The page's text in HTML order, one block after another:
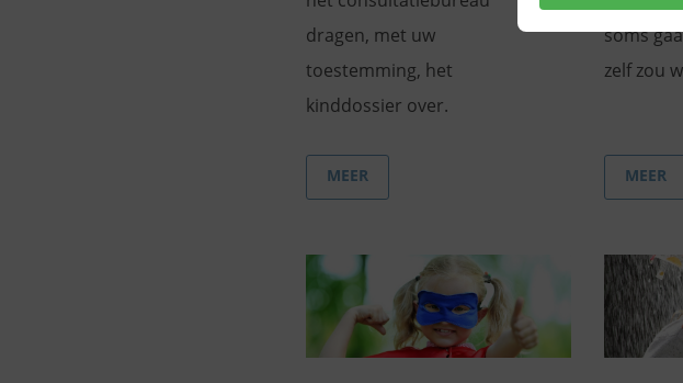
dragen, met uw
toestemming, het
kinddossier over.
MEER
soms
zelf zou
MEER